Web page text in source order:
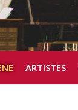
ARTISTES